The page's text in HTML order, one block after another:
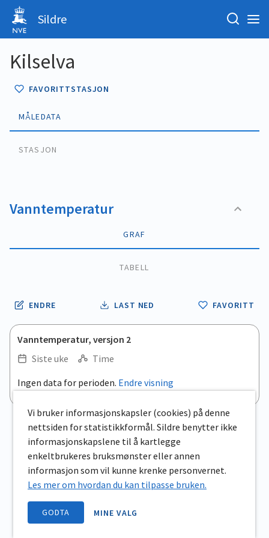
Sildre
Kilselva
FAVORITTSTASJON
MÅLEDATA
STASJON
Vanntemperatur
GRAF
TABELL
ENDRE LAST NED FAVORITT
Vanntemperatur, versjon 2
Siste uke
Time
Ingen data for perioden. Endre visning
Vi bruker informasjonskapsler (cookies) på denne
nettsiden for statistikkformål. Sildre benytter ikke
informasjonskapslene til å kartlegge
enkeltbrukeres bruksmønster eller annen
informasjon som vil kunne krenke personvernet.
Les mer om hvordan du kan tilpasse bruken.
GODTA MINE VALG